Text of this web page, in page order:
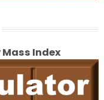
Mass Index